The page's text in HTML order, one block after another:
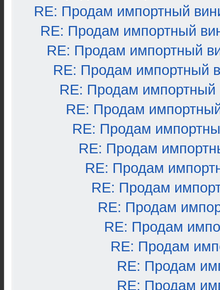
RE: Продам импортный
RE: Продам импортный
RE: Продам импортный
RE: Продам импортный
RE: Продам импортный
RE: Продам
RE: Продам
RE: Продам
RE: Продам
RE: Продам
RE: Продам
RE: Продам
RE: Продам
RE: Продам
RE: Продам